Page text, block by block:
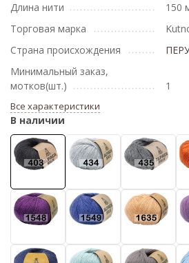
Длина нити
150
Торговая марка
Страна происхождения
Минимальный заказ,
мотков(шт.)
1
Все характеристики
В наличии